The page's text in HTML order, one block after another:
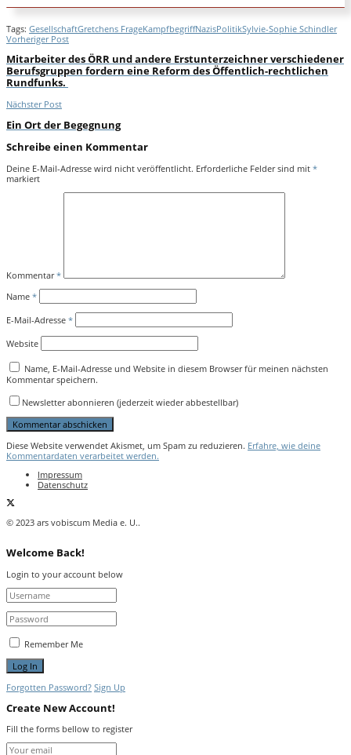
Tags: GesellschaftGretchens FrageKampfbegriffNazisPolitikSylvie-Sophie Schindler
Vorheriger Post
Mitarbeiter des ÖRR und andere Erstunterzeichner verschiedener
Berufsgruppen fordern eine Reform des Öffentlich-rechtlichen
Rundfunks.
Nächster Post
Ein Ort der Begegnung
Schreibe einen Kommentar
Deine E-Mail-Adresse wird nicht veröffentlicht. Erforderliche Felder sind mit *
markiert
Kommentar*
Name *
E-Mail-Adresse *
Website
Name, E-Mail-Adresse und Website in diesem Browser für meinen nächsten
Kommentar speichern.
Newsletter abonnieren (jederzeit wieder abbestellbar)
Diese Website verwendet Akismet, um Spam zu reduzieren. Erfahre, wie deine
Kommentardaten verarbeitet werden.
Impressum
Datenschutz
© 2023 ars vobiscum Media e. U..
Welcome Back!
Login to your account below
Remember Me
Forgotten Password? Sign Up
Create New Account!
Fill the forms bellow to register